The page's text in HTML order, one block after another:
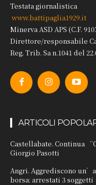
Testata giornalistica
www.battipaglia1929.it
Minerva ASD APS (C.F.
Direttore/responsabile
Reg. Trib. Sa n.1041 del
ARTICOLI
Castellabate. Continua
Giorgio Pasotti
Angri. Aggrediscono
borsa: arrestati 3 soggetti